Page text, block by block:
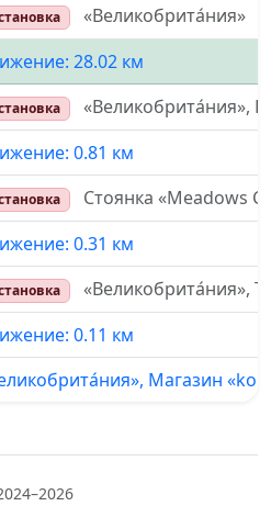
«Великобрита́ния»
28.02 км
«Великобрита́ния»,
0.81 км
Стоянка «Meadows
0.31 км
«Великобрита́ния»,
0.11 км
Магазин